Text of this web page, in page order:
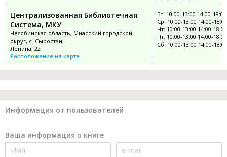
Централизованная Библиотечная
Система, МКУ
Челябинская область, Миасский городской
округ, с. Сыростан
Ленина, 22
Расположение на карте
Вт: 10:00-13:00 14:00-18:00
Ср: 10:00-13:00 14:00-18:00
Чт: 10:00-13:00 14:00-18:00
Пт: 10:00-13:00 14:00-18:00
Сб: 10:00-13:00 14:00-18:00
Информация от пользователей
Ваша информация о книге